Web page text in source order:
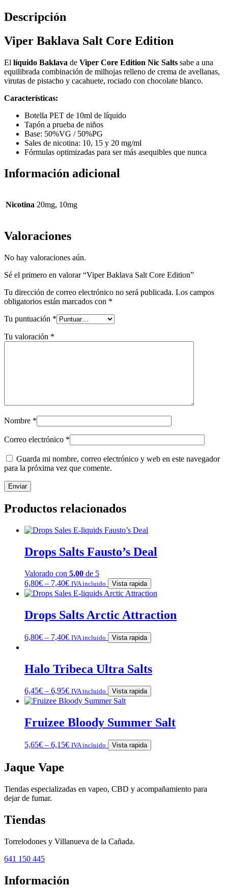
Descripción
Viper Baklava Salt Core Edition
El líquido Baklava de Viper Core Edition Nic Salts sabe a una
equilibrada combinación de milhojas relleno de crema de avellanas,
virutas de pistacho y cacahuete, rociado con chocolate blanco.
Características:
Botella PET de 10ml de líquido
Tapón a prueba de niños
Base: 50%VG / 50%PG
Sales de nicotina: 10, 15 y 20 mg/ml
Fórmulas optimizadas para ser más asequibles que nunca
Información adicional
Nicotina 20mg, 10mg
Valoraciones
No hay valoraciones aún.
Sé el primero en valorar “Viper Baklava Salt Core Edition”
Tu dirección de correo electrónico no será publicada. Los campos
obligatorios están marcados con *
Tu puntuación *
Tu valoración *
Nombre *
Correo electrónico *
Guarda mi nombre, correo electrónico y web en este navegador
para la próxima vez que comente.
Productos relacionados
Drops Salts Fausto’s Deal
Valorado con 5.00 de 5
6,80€ – 7,40€ IVA incluido Vista rapida
Drops Salts Arctic Attraction
6,80€ – 7,40€ IVA incluido Vista rapida
Halo Tribeca Ultra Salts
6,45€ – 6,95€ IVA incluido Vista rapida
Fruizee Bloody Summer Salt
5,65€ – 6,15€ IVA incluido Vista rapida
Jaque Vape
Tiendas especializadas en vapeo, CBD y acompañamiento para
dejar de fumar.
Tiendas
Torrelodones y Villanueva de la Cañada.
641 150 445
Información